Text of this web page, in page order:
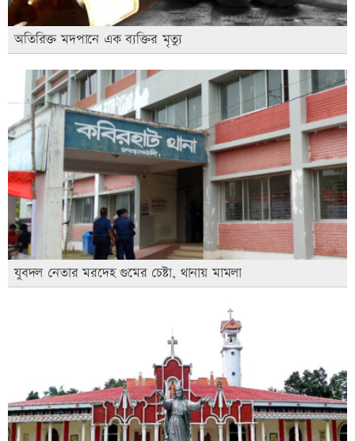
অতিরিক্ত মদপানে এক ব্যক্তির মৃত্যু
যুবদল নেতার মরদেহ গুমের চেষ্টা, থানায় মামলা